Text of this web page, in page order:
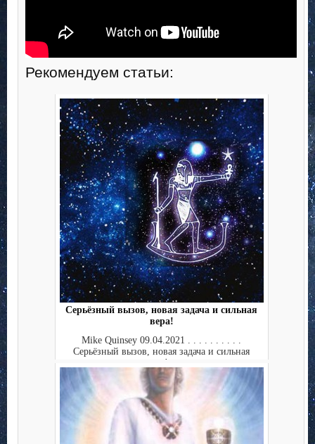
Рекомендуем статьи:
Серьёзный вызов, новая задача и сильная
вера!
Mike Quinsey 09.04.2021 . . . . . . . . . .
Серьёзный вызов, новая задача и сильная
вера!...